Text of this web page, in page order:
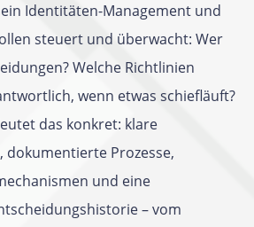
Identitäten-Management und
steuert und überwacht: Wer
Welche Richtlinien
wenn etwas schiefläuft?
das konkret: klare
dokumentierte Prozesse,
und eine
– vom